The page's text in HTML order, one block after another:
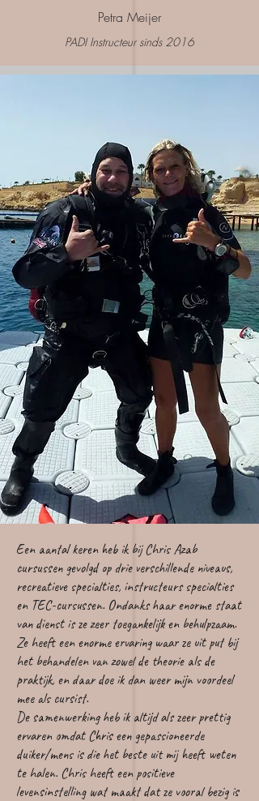
Petra Meijer
PADI Instructeur sinds 2016
Een aantal keren heb ik bij Chris Azab
cursussen gevolgd op drie verschillende niveaus,
recreatieve specialties, instructeurs specialties
en TEC-cursussen. Ondanks haar enorme staat
van dienst is ze zeer toegankelijk en behulpzaam.
Ze heeft een enorme ervaring waar ze uit put bij
het behandelen van zowel de theorie als de
praktijk, en daar doe ik dan weer mijn voordeel
mee als cursist.
De samenwerking heb ik altijd als zeer prettig
ervaren omdat Chris een gepassioneerde
duiker/mens is die het beste uit mij heeft weten
te halen. Chris heeft een positieve
levensinstelling wat maakt dat ze vooral bezig is